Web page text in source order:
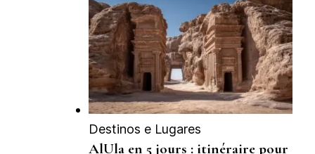
Destinos e Lugares
AlUla en 5 jours : itinéraire pour